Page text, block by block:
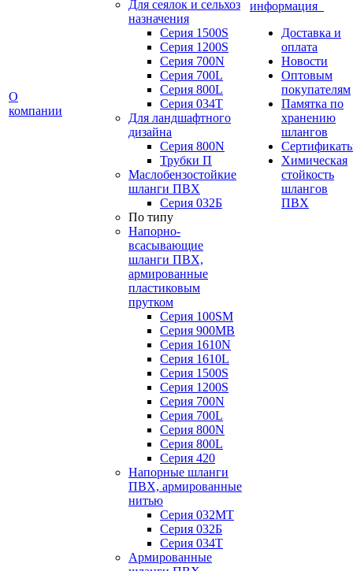
О
компании
Для сеялок и сельхоз
назначения
Серия 1500S
Серия 1200S
Серия 700N
Серия 700L
Серия 800L
Серия 034T
Для ландшафтного
дизайна
Серия 800N
Трубки П
Маслобензостойкие
шланги ПВХ
Серия 032Б
По типу
Напорно-
всасывающие
шланги ПВХ,
армированные
пластиковым
прутком
Серия 100SM
Серия 900MB
Серия 1610N
Серия 1610L
Серия 1500S
Серия 1200S
Серия 700N
Серия 700L
Серия 800N
Серия 800L
Серия 420
Напорные шланги
ПВХ, армированные
нитью
Серия 032МТ
Серия 032Б
Серия 034Т
Армированные
информация
Доставка и
оплата
Новости
Оптовым
покупателям
Памятка по
хранению
шлангов
Химическая
стойкость
шлангов
ПВХ